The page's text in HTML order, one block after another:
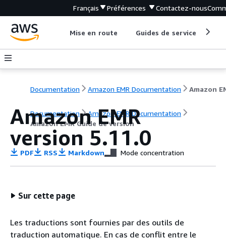
Français Préférences Contactez-nous
Mise en route Guides de service
Documentation Amazon EMR Documentation
Documentation
Amazon EMR Documentation
Amazon EMR Guide de version
Amazon EMR
version 5.11.0
PDF RSS Markdown Mode concentration
Sur cette page
Les traductions sont fournies par des outils de
traduction automatique. En cas de conflit entre le